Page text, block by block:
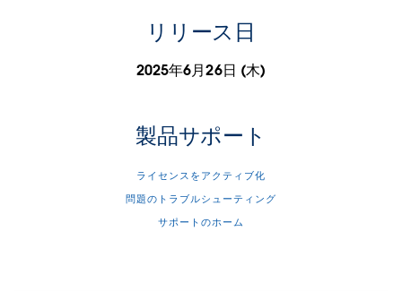
リリース日
2025年6月26日 (木)
製品サポート
ライセンスをアクティブ化
問題のトラブルシューティング
サポートのホーム